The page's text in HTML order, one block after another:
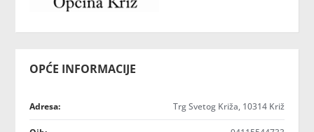
OPĆE INFORMACIJE
Adresa: Trg Svetog Križa, 10314 Križ